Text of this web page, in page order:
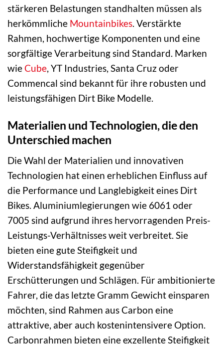
stärkeren Belastungen standhalten müssen als
herkömmliche Mountainbikes. Verstärkte
Rahmen, hochwertige Komponenten und eine
sorgfältige Verarbeitung sind Standard. Marken
wieCube, YT Industries, Santa Cruz oder
Commencal sind bekannt für ihre robusten und
leistungsfähigen Dirt Bike Modelle.
Materialien und Technologien, die den
Unterschied machen
Die Wahl der Materialien und innovativen
Technologien hat einen erheblichen Einfluss auf
die Performance und Langlebigkeit eines Dirt
Bikes. Aluminiumlegierungen wie 6061 oder
7005 sind aufgrund ihres hervorragenden Preis-
Leistungs-Verhältnisses weit verbreitet. Sie
bieten eine gute Steifigkeit und
Widerstandsfähigkeit gegenüber
Erschütterungen und Schlägen. Für ambitionierte
Fahrer, die das letzte Gramm Gewicht einsparen
möchten, sind Rahmen aus Carbon eine
attraktive, aber auch kostenintensivere Option.
Carbonrahmen bieten eine exzellente Steifigkeit